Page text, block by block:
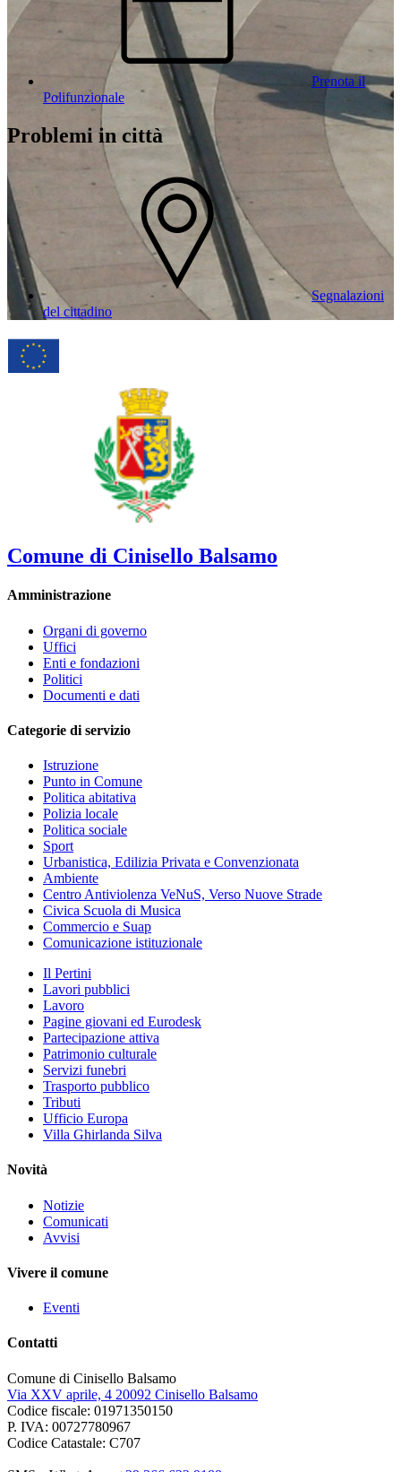
Prenota il
Polifunzionale
Problemi in città
Segnalazioni
del cittadino
Comune di Cinisello Balsamo
Amministrazione
Organi di governo
Uffici
Enti e fondazioni
Politici
Documenti e dati
Categorie di servizio
Istruzione
Punto in Comune
Politica abitativa
Polizia locale
Politica sociale
Sport
Urbanistica, Edilizia Privata e Convenzionata
Ambiente
Centro Antiviolenza VeNuS, Verso Nuove Strade
Civica Scuola di Musica
Commercio e Suap
Comunicazione istituzionale
Il Pertini
Lavori pubblici
Lavoro
Pagine giovani ed Eurodesk
Partecipazione attiva
Patrimonio culturale
Servizi funebri
Trasporto pubblico
Tributi
Ufficio Europa
Villa Ghirlanda Silva
Novità
Notizie
Comunicati
Avvisi
Vivere il comune
Eventi
Contatti
Comune di Cinisello Balsamo
Via XXV aprile, 4 20092 Cinisello Balsamo
Codice fiscale: 01971350150
P. IVA: 00727780967
Codice Catastale: C707